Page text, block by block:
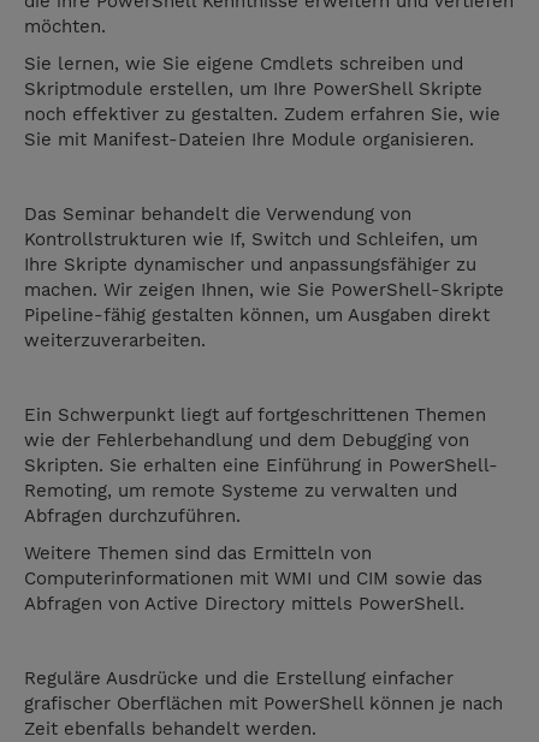
möchten.
Sie lernen, wie Sie eigene Cmdlets schreiben und
Skriptmodule erstellen, um Ihre PowerShell Skripte
noch effektiver zu gestalten. Zudem erfahren Sie, wie
Sie mit Manifest-Dateien Ihre Module organisieren.
Das Seminar behandelt die Verwendung von
Kontrollstrukturen wie If, Switch und Schleifen, um
Ihre Skripte dynamischer und anpassungsfähiger zu
machen. Wir zeigen Ihnen, wie Sie PowerShell-Skripte
Pipeline-fähig gestalten können, um Ausgaben direkt
weiterzuverarbeiten.
Ein Schwerpunkt liegt auf fortgeschrittenen Themen
wie der Fehlerbehandlung und dem Debugging von
Skripten. Sie erhalten eine Einführung in PowerShell-
Remoting, um remote Systeme zu verwalten und
Abfragen durchzuführen.
Weitere Themen sind das Ermitteln von
Computerinformationen mit WMI und CIM sowie das
Abfragen von Active Directory mittels PowerShell.
Reguläre Ausdrücke und die Erstellung einfacher
grafischer Oberflächen mit PowerShell können je nach
Zeit ebenfalls behandelt werden.